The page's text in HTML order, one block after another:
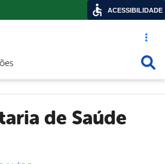
Acesso
navegação
de Saúde
ACESSIBILIDADE